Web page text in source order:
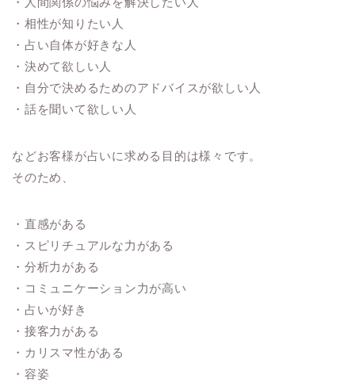
・相性が知りたい人
・占い自体が好きな人
・決めて欲しい人
・自分で決めるためのアドバイスが欲しい人
・話を聞いて欲しい人
などお客様が占いに求める目的は様々です。
そのため、
・直感がある
・スピリチュアルな力がある
・分析力がある
・コミュニケーション力が高い
・占いが好き
・接客力がある
・カリスマ性がある
・容姿